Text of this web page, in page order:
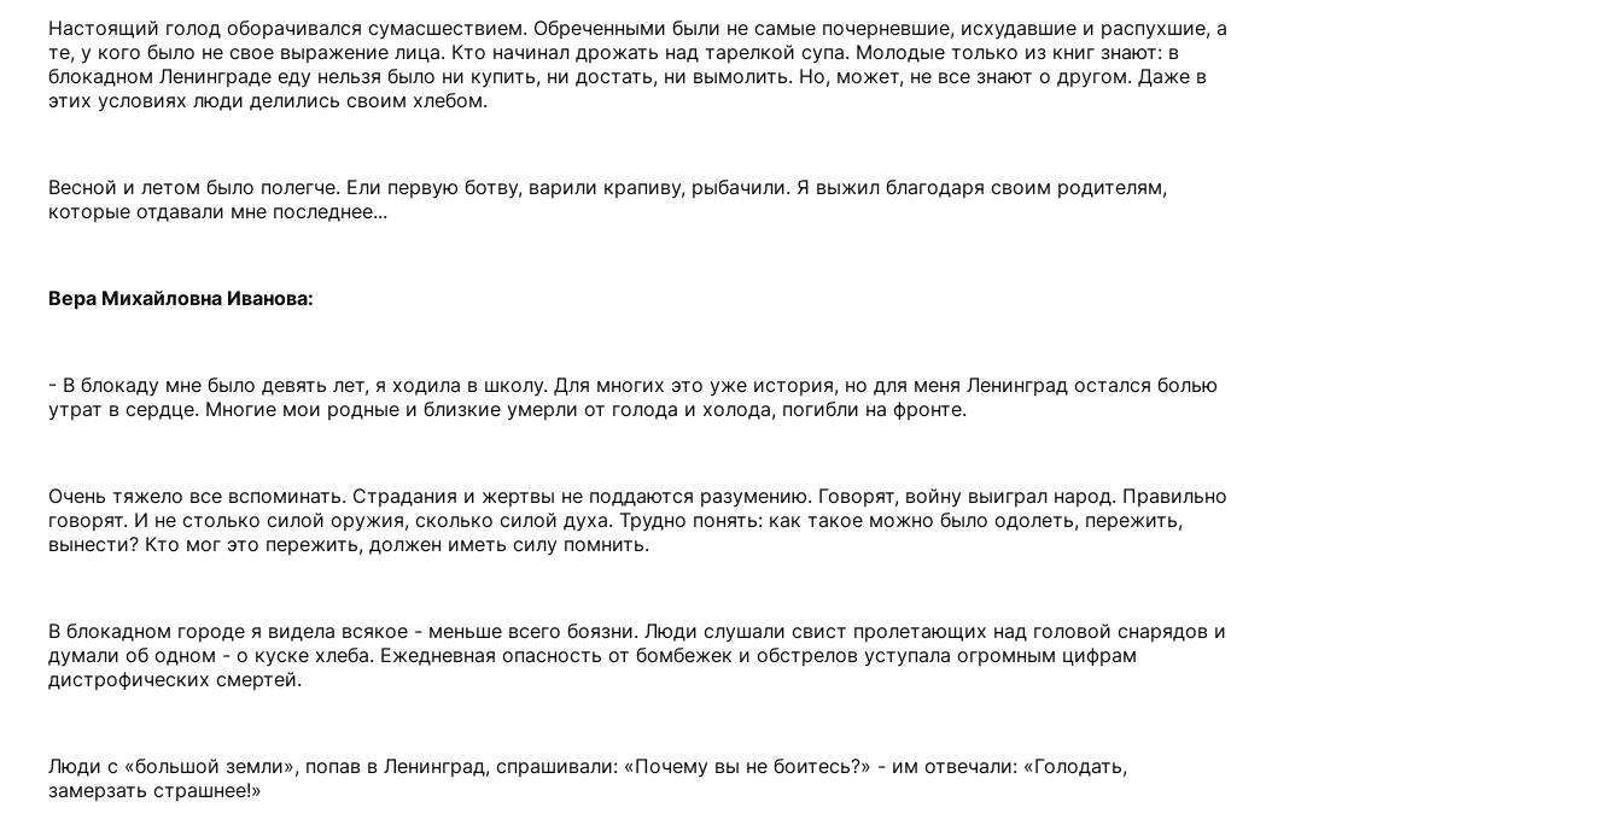
Настоящий голод оборачивался сумасшествием. Обреченными были не самые почерневшие, исхудавшие и распухшие, а
те, у кого было не свое выражение лица. Кто начинал дрожать над тарелкой супа. Молодые только из книг знают: в
блокадном Ленинграде еду нельзя было ни купить, ни достать, ни вымолить. Но, может, не все знают о другом. Даже в
этих условиях люди делились своим хлебом.
Весной и летом было полегче. Ели первую ботву, варили крапиву, рыбачили. Я выжил благодаря своим родителям,
которые отдавали мне последнее...
Вера Михайловна Иванова:
- В блокаду мне было девять лет, я ходила в школу. Для многих это уже история, но для меня Ленинград остался болью
утрат в сердце. Многие мои родные и близкие умерли от голода и холода, погибли на фронте.
Очень тяжело все вспоминать. Страдания и жертвы не поддаются разумению. Говорят, войну выиграл народ. Правильно
говорят. И не столько силой оружия, сколько силой духа. Трудно понять: как такое можно было одолеть, пережить,
вынести? Кто мог это пережить, должен иметь силу помнить.
В блокадном городе я видела всякое - меньше всего боязни. Люди слушали свист пролетающих над головой снарядов и
думали об одном - о куске хлеба. Ежедневная опасность от бомбежек и обстрелов уступала огромным цифрам
дистрофических смертей.
Люди с «большой земли», попав в Ленинград, спрашивали: «Почему вы не боитесь?» - им отвечали: «Голодать,
замерзать страшнее!»